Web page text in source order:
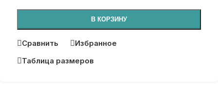
В КОРЗИНУ
Сравнить
Избранное
Таблица размеров